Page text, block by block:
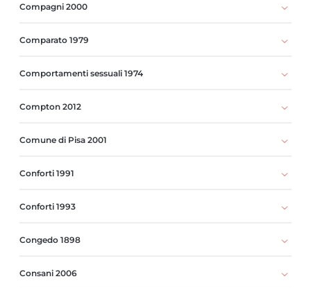
Compagni 2000
Comparato 1979
Comportamenti sessuali 1974
Compton 2012
Comune di Pisa 2001
Conforti 1991
Conforti 1993
Congedo 1898
Consani 2006